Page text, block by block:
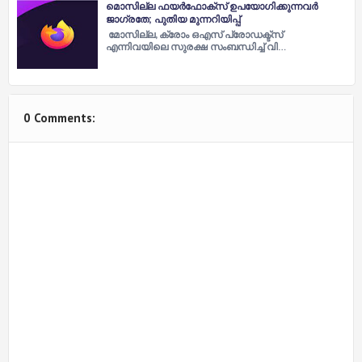
മൊസില്ല ഫയര്‍ഫോക്സ് ഉപയോഗിക്കുന്നവര്‍
ജാഗ്രതേ; പുതിയ മുന്നറിയിപ്പ്
മോസില്ല, ക്രോം ഒഎസ് പ്രോഡക്ട്സ്
എന്നിവയിലെ സുരക്ഷ സംബന്ധിച്ച് വി…
0 Comments: